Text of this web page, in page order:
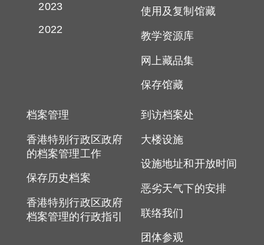
2023
2022
使用及复制馆藏
教学资源库
网上藏品集
保存馆藏
档案管理
香港特别行政区政府
的档案管理工作
保存历史档案
香港特别行政区政府
档案管理的行政指引
到访档案处
大楼设施
设施地址和开放时间
恶劣天气下的安排
联络我们
团体参观